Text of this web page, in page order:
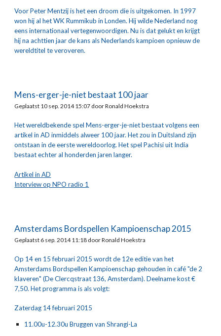
Voor Peter Mentzij is het een droom die is uitgekomen. In 1997
won hij al het WK Rummikub in Londen. Hij wilde Nederland nog
eens internationaal vertegenwoordigen. Nu is dat gelukt en krijgt
hij na achttien jaar de kans als Nederlands kampioen opnieuw de
wereldtitel te veroveren.
Mens-erger-je-niet bestaat 100 jaar
Geplaatst 10 sep. 2014 15:07 door Ronald Hoekstra
Het wereldbekende spel Mens-erger-je-niet bestaat volgens een
artikel in AD inmiddels alweer 100 jaar. Het zou in Duitsland zijn
ontstaan in de eerste wereldoorlog. Het spel Pachisi uit India
bestaat echter al honderden jaren langer.
Artikel in AD
Interview op NPO radio 1
Amsterdams Bordspellen Kampioenschap 2015
Geplaatst 6 sep. 2014 11:18 door Ronald Hoekstra
Op 14 en 15 februari 2015 wordt de 12e editie van het
Amsterdams Bordspellen Kampioenschap gehouden in café "de 2
klaveren" (De Clercqstraat 136, Amsterdam). Deelname kost €
7,50. Het programma is als volgt:
Zaterdag 14 februari 2015
11.00u-12.30u Bruggen van Shrangi-La